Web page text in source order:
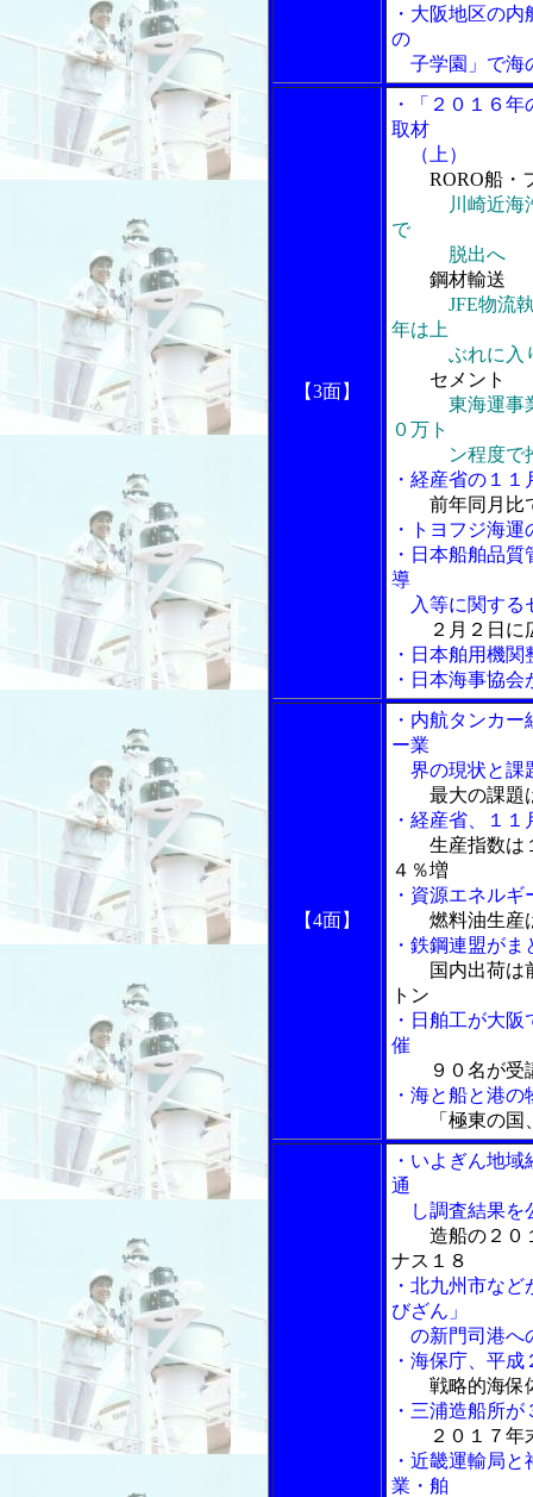
・大阪地区の
の
子学園」で海
【3面】
・「２０１６
取材
（上）
RORO船・
川崎近
で
脱出へ
鋼材輸送
JFE物流
年は上
ぶれに入り
セメント
東海運事
０万ト
ン程度で
・経産省の１
前年同月比
・トヨフジ海
・日本船舶品
導
入等に関する
２月２日に
・日本舶用機
・日本海事協
【4面】
・内航タンカ
ー業
界の現状と課
最大の課題
・経産省、１
生産指数は
４％増
・資源エネル
燃料油生産
・鉄鋼連盟が
国内出荷は
トン
・日舶工が大
催
９０名が
・海と船と港
「極東の
・いよぎん地
通
し調査結果を
造船の２０
ナス１８
・北九州市な
びざん」
の新門司港へ
・海保庁、平
戦略的海保
・三浦造船所
２０１７年
・近畿運輸局
業・舶